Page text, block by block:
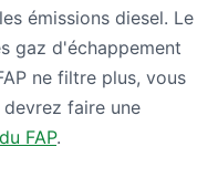
émissions diesel. Le
gaz d'échappement
ne filtre plus, vous
faire une
FAP.